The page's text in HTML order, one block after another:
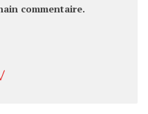
commentaire.